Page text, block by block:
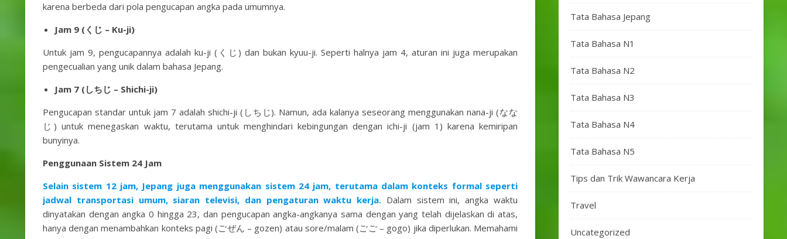
karena berbeda dari pola pengucapan angka pada umumnya.
Jam 9 (くじ – Ku-ji)
Untuk jam 9, pengucapannya adalah ku-ji (くじ) dan bukan kyuu-ji. Seperti halnya jam 4, aturan ini juga merupakan
pengecualian yang unik dalam bahasa Jepang.
Jam 7 (しちじ – Shichi-ji)
Pengucapan standar untuk jam 7 adalah shichi-ji (しちじ). Namun, ada kalanya seseorang menggunakan nana-ji (なな
じ) untuk menegaskan waktu, terutama untuk menghindari kebingungan dengan ichi-ji (jam 1) karena kemiripan
bunyinya.
Penggunaan Sistem 24 Jam
Selain sistem 12 jam, Jepang juga menggunakan sistem 24 jam, terutama dalam konteks formal seperti
jadwal transportasi umum, siaran televisi, dan pengaturan waktu kerja. Dalam sistem ini, angka waktu
dinyatakan dengan angka 0 hingga 23, dan pengucapan angka-angkanya sama dengan yang telah dijelaskan di atas,
hanya dengan menambahkan konteks pagi (ごぜん – gozen) atau sore/malam (ごご – gogo) jika diperlukan. Memahami
Tata Bahasa Jepang
Tata Bahasa N1
Tata Bahasa N2
Tata Bahasa N3
Tata Bahasa N4
Tata Bahasa N5
Tips dan Trik Wawancara Kerja
Travel
Uncategorized